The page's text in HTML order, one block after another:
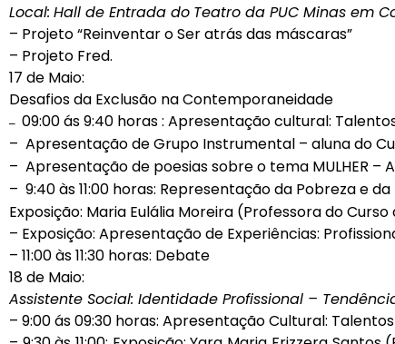
Local: Hall de Entrada do Teatro da PUC Minas em
– Projeto “Reinventar o Ser atrás das máscaras”
– Projeto Fred.
17 de Maio:
Desafios da Exclusão na Contemporaneidade
– 09:00 ás 9:40 horas : Apresentação cultural:
– Apresentação de Grupo Instrumental – aluna do
– Apresentação de poesias sobre o tema MULHER –
– 9:40 às 11:00 horas: Representação da Pobreza e da
Exposição: Maria Eulália Moreira (Professora do
– Exposição: Apresentação de Experiências:
– 11:00 às 11:30 horas: Debate
18 de Maio:
Assistente Social: Identidade Profissional –
– 9:00 ás 09:30 horas: Apresentação Cultural: